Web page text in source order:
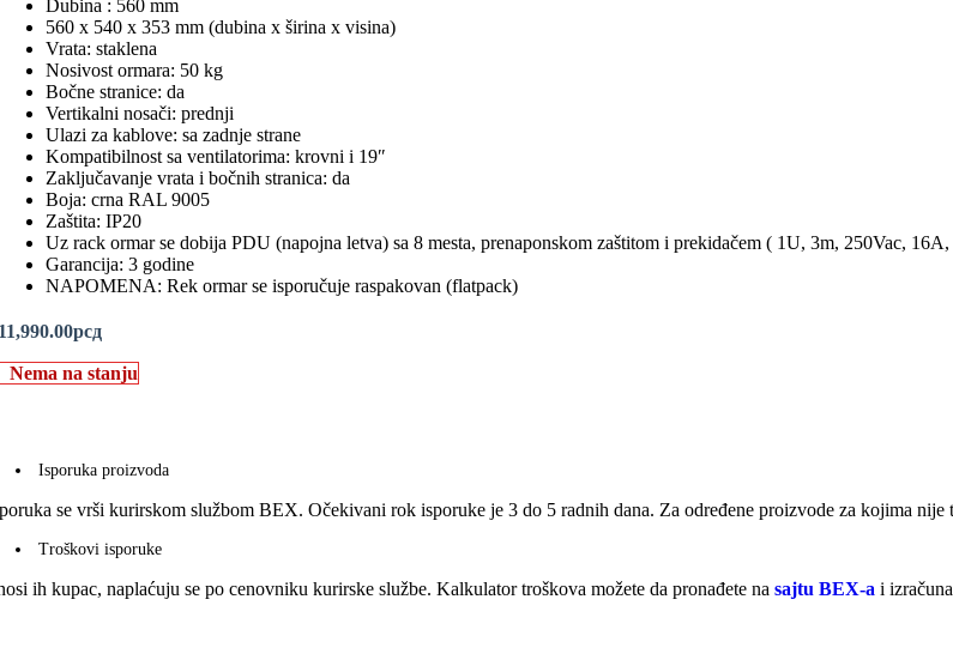
Dubina : 560 mm
560 x 540 x 353 mm (dubina x širina x visina)
Vrata: staklena
Nosivost ormara: 50 kg
Bočne stranice: da
Vertikalni nosači: prednji
Ulazi za kablove: sa zadnje strane
Kompatibilnost sa ventilatorima: krovni i 19″
Zaključavanje vrata i bočnih stranica: da
Boja: crna RAL 9005
Zaštita: IP20
Uz rack ormar se dobija PDU (napojna letva) sa 8 mesta, prenaponskom zaštitom i prekidačem ( 1U, 3m, 250Vac,
Garancija: 3 godine
NAPOMENA: Rek ormar se isporučuje raspakovan (flatpack)
рсд
Nema na stanju
Isporuka proizvoda
se vrši kurirskom službom BEX. Očekivani rok isporuke je 3 do 5 radnih dana. Za određene proizvode za kojima nije
Troškovi isporuke
ih kupac, naplaćuju se po cenovniku kurirske službe. Kalkulator troškova možete da pronađete na sajtu BEX-a i